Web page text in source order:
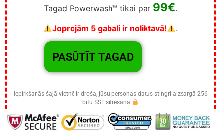
Tagad Powerwash™ tikai par 99€.
Joprojām 5 gabali ir noliktavā! .
Iepirkšanās šajā vietnē ir droša, jūsu personas datus stingri aizsargā 256
bitu SSL šifrēšana.